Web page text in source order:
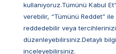
Müşteri Hizmetleri
kullanıyoruz.Tümünü Kabul
verebilir, “Tümünü Reddet”
reddedebilir veya
düzenleyebilirsiniz.Detaylı
inceleyebilirsiniz.